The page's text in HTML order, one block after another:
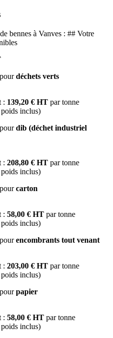
bennes à Vanves : ## Votre
déchets verts
: 139,20 € HT par tonne
inclus)
dib (déchet industriel
: 208,80 € HT par tonne
inclus)
carton
: 58,00 € HT par tonne
inclus)
encombrants tout venant
: 203,00 € HT par tonne
inclus)
papier
: 58,00 € HT par tonne
inclus)